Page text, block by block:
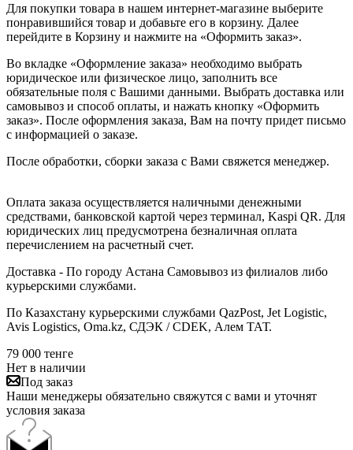
Для покупки товара в нашем интернет-магазине выберите
понравившийся товар и добавьте его в корзину. Далее
перейдите в Корзину и нажмите на «Оформить заказ».
Во вкладке «Оформление заказа» необходимо выбрать
юридическое или физическое лицо, заполнить все
обязательные поля с Вашими данными. Выбрать доставка или
самовывоз и способ оплаты, и нажать кнопку «Оформить
заказ». После оформления заказа, Вам на почту придет письмо
с информацией о заказе.
После обработки, сборки заказа с Вами свяжется менеджер.
Оплата заказа осуществляется наличными денежными
средствами, банковской картой через терминал, Kaspi QR. Для
юридических лиц предусмотрена безналичная оплата
перечислением на расчетный счет.
Доставка - По городу Астана Самовывоз из филиалов либо
курьерскими службами.
По Казахстану курьерскими службами QazPost, Jet Logistic,
Avis Logistics, Oma.kz, СДЭК / CDEK, Алем ТАТ.
79 000 тенге
Нет в наличии
Под заказ
Наши менеджеры обязательно свяжутся с вами и уточнят
условия заказа